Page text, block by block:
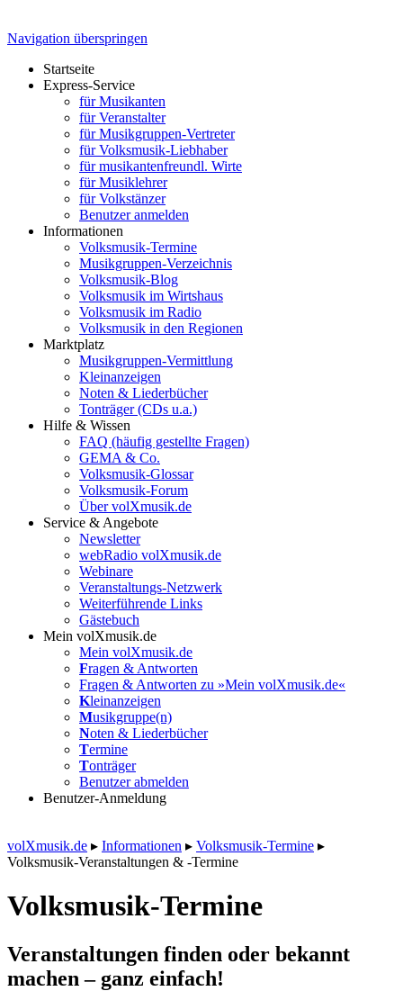
Navigation überspringen
Startseite
Express-Service
für Musikanten
für Veranstalter
für Musikgruppen-Vertreter
für Volksmusik-Liebhaber
für musikantenfreundl. Wirte
für Musiklehrer
für Volkstänzer
Benutzer anmelden
Informationen
Volksmusik-Termine
Musikgruppen-Verzeichnis
Volksmusik-Blog
Volksmusik im Wirtshaus
Volksmusik im Radio
Volksmusik in den Regionen
Marktplatz
Musikgruppen-Vermittlung
Kleinanzeigen
Noten & Liederbücher
Tonträger (CDs u.a.)
Hilfe & Wissen
FAQ (häufig gestellte Fragen)
GEMA & Co.
Volksmusik-Glossar
Volksmusik-Forum
Über volXmusik.de
Service & Angebote
Newsletter
webRadio volXmusik.de
Webinare
Veranstaltungs-Netzwerk
Weiterführende Links
Gästebuch
Mein volXmusik.de
Mein volXmusik.de
Fragen & Antworten
Fragen & Antworten zu »Mein volXmusik.de«
Kleinanzeigen
Musikgruppe(n)
Noten & Liederbücher
Termine
Tonträger
Benutzer abmelden
Benutzer-Anmeldung
volXmusik.de ▸ Informationen ▸ Volksmusik-Termine ▸
Volksmusik-Veranstaltungen & -Termine
Volksmusik-Termine
Veranstaltungen finden oder bekannt
machen – ganz einfach!